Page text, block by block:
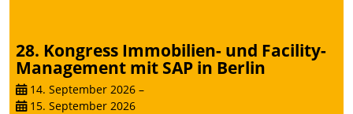
28. Kongress Immobilien- und Facility-
Management mit SAP in Berlin
14. September 2026 –
15. September 2026